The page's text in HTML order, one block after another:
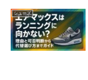
シューズ